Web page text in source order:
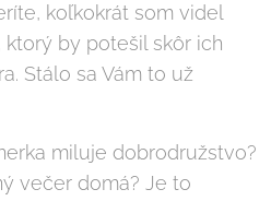
koľkokrát som videl
by potešil skôr ich
Stálo sa Vám to už
miluje dobrodružstvo?
večer domá? Je to